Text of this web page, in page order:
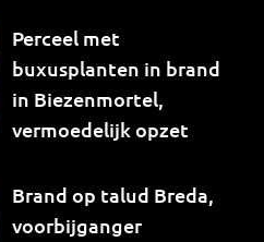
Perceel met
buxusplanten in brand
in Biezenmortel,
vermoedelijk opzet
Brand op talud Breda,
voorbijganger